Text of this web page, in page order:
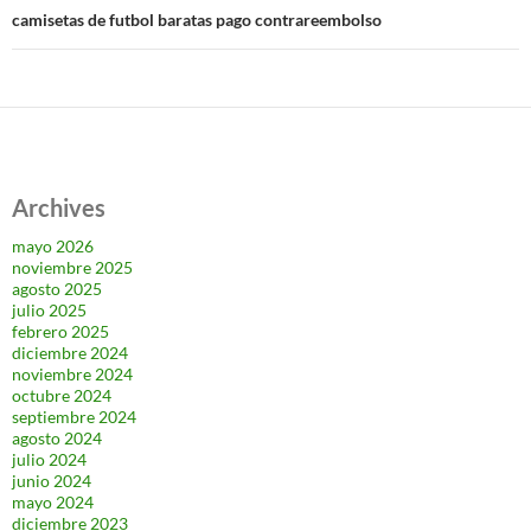
camisetas de futbol baratas pago contrareembolso
Archives
mayo 2026
noviembre 2025
agosto 2025
julio 2025
febrero 2025
diciembre 2024
noviembre 2024
octubre 2024
septiembre 2024
agosto 2024
julio 2024
junio 2024
mayo 2024
diciembre 2023